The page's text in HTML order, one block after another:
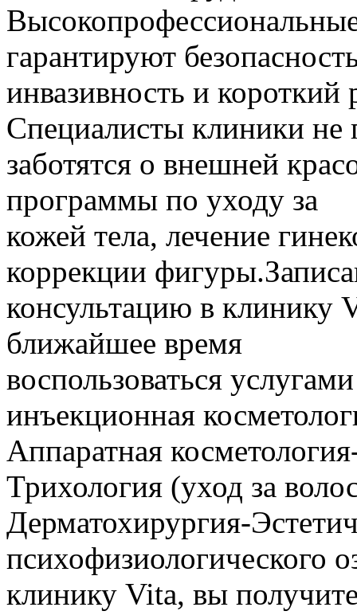
гарантируют
инвазивность и
Специалисты клиники не
заботятся о внешней
программы по уходу за
кожей тела, лечение
коррекции
консультацию в клинику
ближайшее время
воспользоваться
инъекционная
Аппаратная
Трихология (уход за
Дерматохирургия-
психофизиологического
клинику Vita, вы